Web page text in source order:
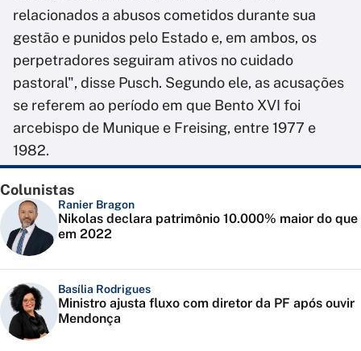
relacionados a abusos cometidos durante sua
gestão e punidos pelo Estado e, em ambos, os
perpetradores seguiram ativos no cuidado
pastoral", disse Pusch. Segundo ele, as acusações
se referem ao período em que Bento XVI foi
arcebispo de Munique e Freising, entre 1977 e
1982.
Colunistas
Ranier Bragon
Nikolas declara patrimônio 10.000% maior do que
em 2022
Basília Rodrigues
Ministro ajusta fluxo com diretor da PF após ouvir
Mendonça